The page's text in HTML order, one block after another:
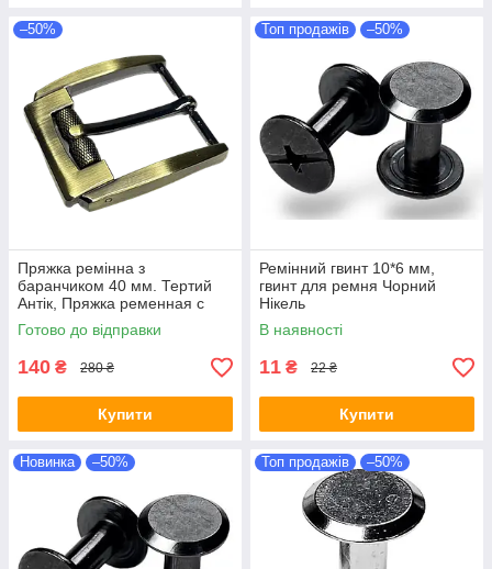
–50%
Пряжка ремінна з
баранчиком 40 мм. Тертий
Антік, Пряжка ременная с
барашком 40 мм. Тертый
Антик
Готово до відправки
140 ₴ 280 ₴
Купити
Топ продажів –50%
Ремінний гвинт 10*6 мм,
гвинт для ремня Чорний
Нікель
В наявності
11 ₴ 22 ₴
Купити
Новинка –50% Топ продажів –50%